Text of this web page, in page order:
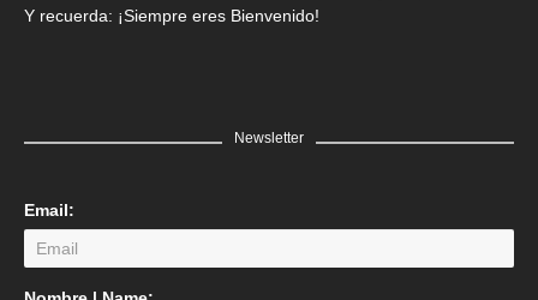
LEER MÁS
Y recuerda: ¡Siempre eres Bienvenido!
Newsletter
Email: